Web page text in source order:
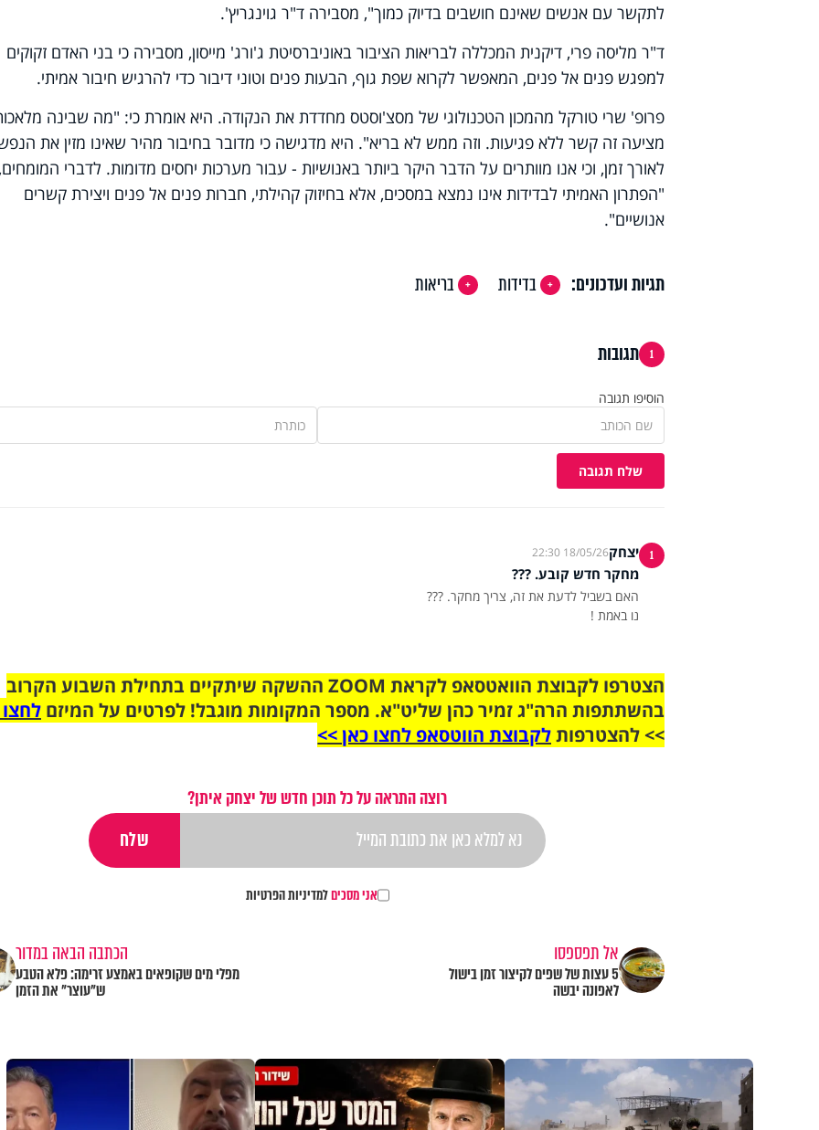
לתקשר עם אנשים שאינם חושבים בדיוק כמוך", מסבירה ד"ר גוינגריץ'.
ד"ר מליסה פרי, דיקנית המכללה לבריאות הציבור באוניברסיטת ג'ורג' מייסון, מסבירה כי בני האדם זקוקים
למפגש פנים אל פנים, המאפשר לקרוא שפת גוף, הבעות פנים וטוני דיבור כדי להרגיש חיבור אמיתי.
פרופ' שרי טורקל מהמכון הטכנולוגי של מסצ'וסטס מחדדת את הנקודה. היא אומרת כי: "מה שבינה
מציעה זה קשר ללא פגיעות. וזה ממש לא בריא". היא מדגישה כי מדובר בחיבור מהיר שאינו מזין את
לאורך זמן, וכי אנו מוותרים על הדבר היקר ביותר באנושיות - עבור מערכות יחסים מדומות. לדברי המומחים,
"הפתרון האמיתי לבדידות אינו נמצא במסכים, אלא בחיזוק קהילתי, חברות פנים אל פנים ויצירת קשרים
אנושיים".
תגיות ועדכונים: בדידות בריאות
1 תגובות
הוסיפו תגובה
שלח תגובה
1 יצחק18/05/26 22:30
מחקר חדש קובע. ???
האם בשביל לדעת את זה, צריך מחקר. ???
נו באמת !
הצטרפו לקבוצת הוואטסאפ לקראת ZOOM ההשקה שיתקיים בתחילת השבוע הקרוב
בהשתתפות הרה"ג זמיר כהן שליט"א. מספר המקומות מוגבל! לפרטים על המיזם
>> להצטרפותלקבוצת הווטסאפ לחצו כאן >>
רוצה התראה על כל תוכן חדש של יצחק איתן?
אני מסכיםלמדיניות הפרטיות
אל תפספסו
5 עצות של שפים לקיצור זמן בישול
לאפונה יבשה
הכתבה הבאה במדור
מפלי מים שקופאים באמצע זרימה: פלא הטבע
ש"עוצר" את הזמן